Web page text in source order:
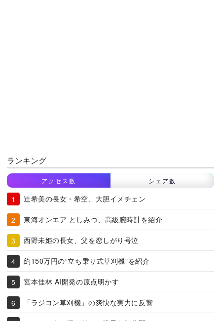
ランキング
アクセス数 シェア数
辻希美の長女・希空、大胆イメチェン
東海オンエア としみつ、高級腕時計を紹介
西野未姫の長女、父を恋しがり号泣
約150万円の“立ち乗り式草刈機”を紹介
宮本佳林 AI開発の原点明かす
「ラジコン草刈機」の爽快な実力に反響